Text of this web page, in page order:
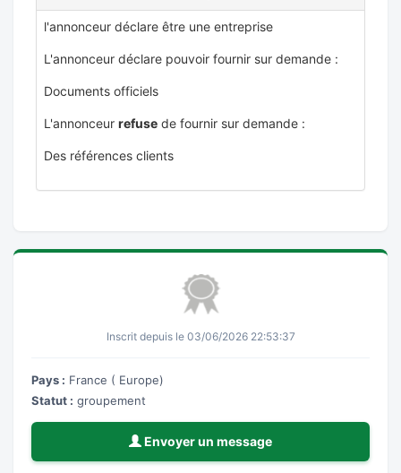
l'annonceur déclare être une entreprise
L'annonceur déclare pouvoir fournir sur demande :
Documents officiels
L'annonceur refuse de fournir sur demande :
Des références clients
Inscrit depuis le 03/06/2026 22:53:37
Pays : France ( Europe)
Statut : groupement
Envoyer un message